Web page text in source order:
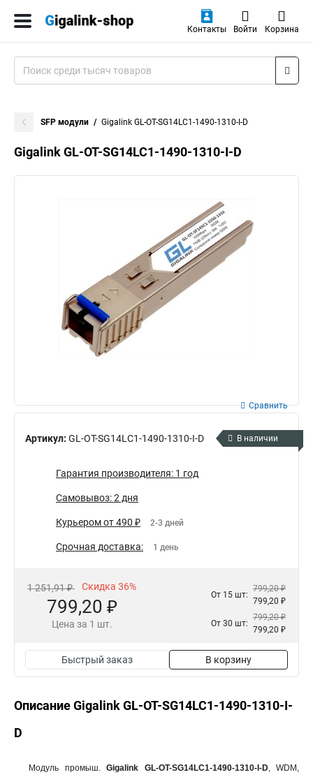
Контакты Войти Корзина
SFP модули Gigalink GL-OT-SG14LC1-1490-1310-I-D
Gigalink GL-OT-SG14LC1-1490-1310-I-D
Артикул: GL-OT-SG14LC1-1490-1310-I-D
Сравнить
В наличии
Гарантия производителя: 1 год
Самовывоз: 2 дня
Курьером от 490 ₽ 2-3 дней
Срочная доставка: 1 день
1 251,91 ₽ Скидка 36%
799,20 ₽
Цена за 1 шт.
От 15 шт:
799,20 ₽
799,20 ₽
От 30 шт:
799,20 ₽
799,20 ₽
Быстрый заказ В корзину
Описание Gigalink GL-OT-SG14LC1-1490-1310-I-
D
Модуль промыш.Gigalink GL-OT-SG14LC1-1490-1310-I-D, WDM,